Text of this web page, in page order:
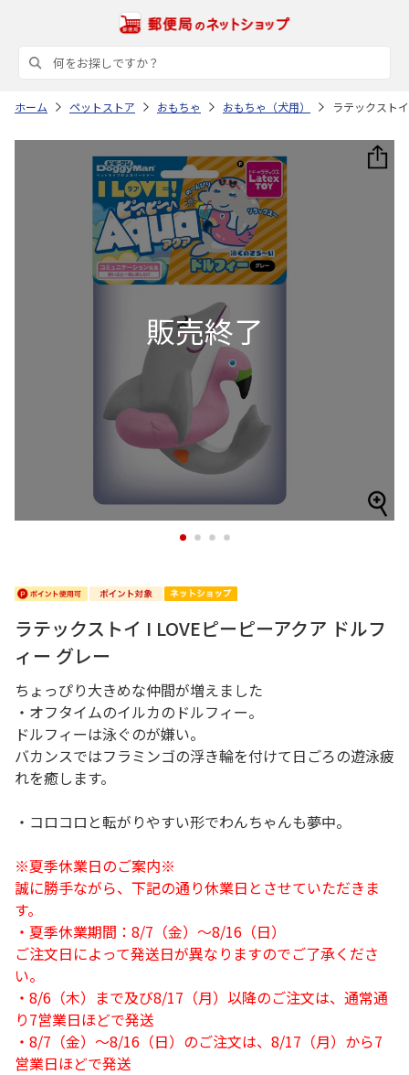
ホーム ペットストア おもちゃ おもちゃ（犬用） ラテックスト
1 2 3 4
ラテックストイ I LOVEピーピーアクア ドルフ
ィー グレー
ちょっぴり大きめな仲間が増えました
・オフタイムのイルカのドルフィー。
ドルフィーは泳ぐのが嫌い。
バカンスではフラミンゴの浮き輪を付けて日ごろの遊泳疲
れを癒します。
・コロコロと転がりやすい形でわんちゃんも夢中。
※夏季休業日のご案内※
誠に勝手ながら、下記の通り休業日とさせていただきま
す。
・夏季休業期間：8/7（金）～8/16（日）
ご注文日によって発送日が異なりますのでご了承くださ
い。
・8/6（木）まで及び8/17（月）以降のご注文は、通常通
り7営業日ほどで発送
・8/7（金）～8/16（日）のご注文は、8/17（月）から7
営業日ほどで発送